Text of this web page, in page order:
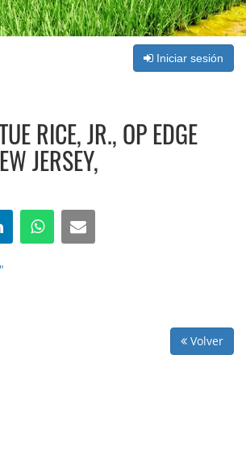
Iniciar sesión
RICE, JR., OP EDGE
JERSEY,
Volver